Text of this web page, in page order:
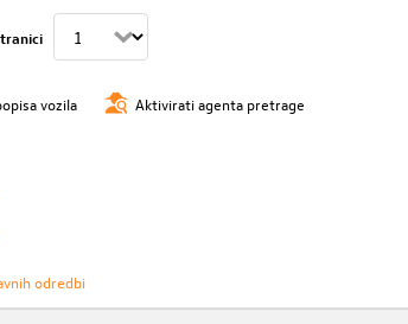
vozila Aktivirati agenta pretrage
odredbi